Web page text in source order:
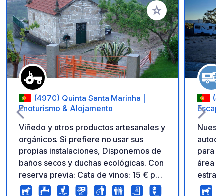
Añadir a tus
(4970) Quinta Santa Marinha |
Enoturismo & Alojamento
Viñedo y otros productos artesanales y
orgánicos. Si prefiere no usar sus
propias instalaciones, Disponemos de
baños secos y duchas ecológicas. Con
reserva previa: Cata de vinos: 15 € por
persona. Le ofreceré una cata de 3
para tu
área